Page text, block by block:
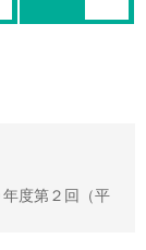
度第２回（平